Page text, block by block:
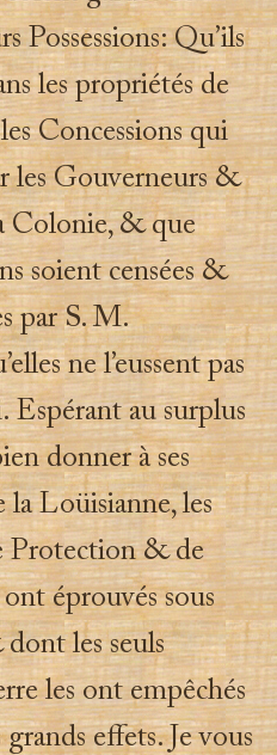
Possessions: Qu’ils
les propriétés de
Concessions qui
les Gouverneurs &
Colonie, & que
soient censées &
par S. M.
ne l’eussent pas
Espérant au surplus
donner à ses
la Loüisianne, les
Protection & de
éprouvés sous
les seuls
les ont empêchés
effets. Je vous